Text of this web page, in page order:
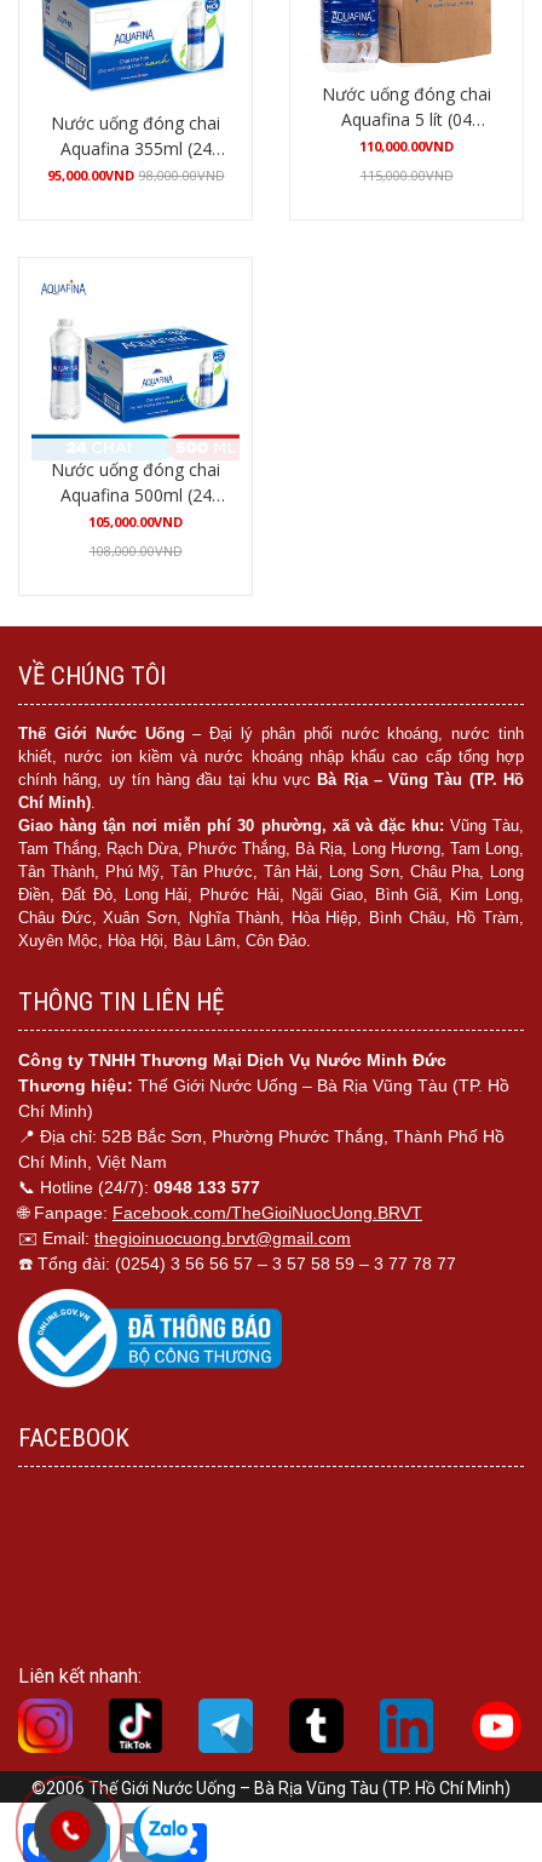
Nước uống đóng chai
Aquafina 355ml (24
chai/thùng)
95,000.00VND 98,000.00VND
Nước uống đóng chai
Aquafina 5 lít (04
bình/thùng)
110,000.00VND
115,000.00VND
Nước uống đóng chai
Aquafina 500ml (24
chai/thùng)
105,000.00VND
108,000.00VND
VỀ CHÚNG TÔI
Thế Giới Nước Uống – Đại lý phân phối nước khoáng, nước tinh
khiết, nước ion kiềm và nước khoáng nhập khẩu cao cấp tổng hợp
chính hãng, uy tín hàng đầu tại khu vực Bà Rịa – Vũng Tàu (TP. Hồ
Chí Minh).
Giao hàng tận nơi miễn phí 30 phường, xã và đặc khu: Vũng Tàu,
Tam Thắng, Rạch Dừa, Phước Thắng, Bà Rịa, Long Hương, Tam Long,
Tân Thành, Phú Mỹ, Tân Phước, Tân Hải, Long Sơn, Châu Pha, Long
Điền, Đất Đỏ, Long Hải, Phước Hải, Ngãi Giao, Bình Giã, Kim Long,
Châu Đức, Xuân Sơn, Nghĩa Thành, Hòa Hiệp, Bình Châu, Hồ Tràm,
Xuyên Mộc, Hòa Hội, Bàu Lâm, Côn Đảo.
THÔNG TIN LIÊN HỆ
Công ty TNHH Thương Mại Dịch Vụ Nước Minh Đức
Thương hiệu: Thế Giới Nước Uống – Bà Rịa Vũng Tàu (TP. Hồ
Chí Minh)
📍 Địa chỉ: 52B Bắc Sơn, Phường Phước Thắng, Thành Phố Hồ
Chí Minh, Việt Nam
📞 Hotline (24/7): 0948 133 577
🌐 Fanpage: Facebook.com/TheGioiNuocUong.BRVT
✉️ Email: thegioinuocuong.brvt@gmail.com
☎️ Tổng đài: (0254) 3 56 56 57 – 3 57 58 59 – 3 77 78 77
FACEBOOK
Liên kết nhanh:
©2006 Thế Giới Nước Uống – Bà Rịa Vũng Tàu (TP. Hồ Chí Minh)
Facebook
Twitter
Email